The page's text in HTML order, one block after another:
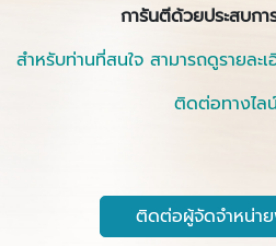
การันตีด้วยประสบก
สำหรับท่านที่สนใจ สามารถดูรายละ
ติดต่อทางไล
ติดต่อผู้จัดจำหน่า